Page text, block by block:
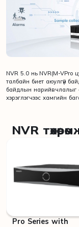
NVR 5.0 нь NVR(M-VPro
талбайн биет аюулгүй
байдлын нарийвчлалыг
хэрэглэгчээс хамгийн
NVR
Pro Series with